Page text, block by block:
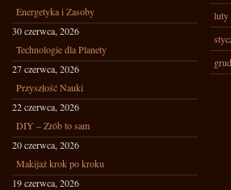
Energetyka i Zasoby
30 czerwca, 2026
Technologie dla Planety
27 czerwca, 2026
Przyszłość Nauki
22 czerwca, 2026
DIY – Zrób to sam
20 czerwca, 2026
Makijaż krok po kroku
19 czerwca, 2026
luty